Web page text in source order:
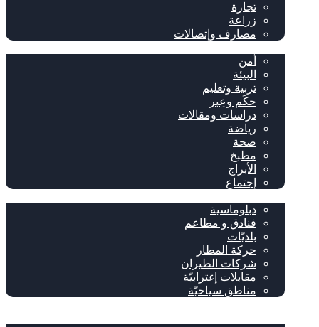
تجارة
زراعة
مصارف وإتصالات
أمن
البيئة
تربية وتعليم
حكَم وعِبر
دراسات ومقالات
رياضة
صحة
مطبخ
الأبراج
إجتماع
دبلوماسية
فنادق و مطاعم
بلديّات
حركة المطار
شركات الطيران
مقابلات إغترابيّة
مناطق سياحيّة